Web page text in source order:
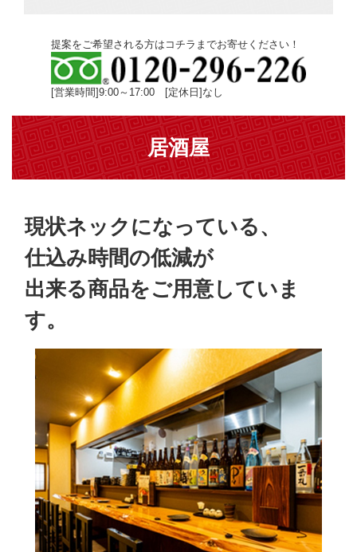
提案をご希望される方はコチラまでお寄せください！
[営業時間]9:00～17:00 [定休日]なし
居酒屋
現状ネックになっている、
仕込み時間の低減が
出来る商品をご用意していま
す。